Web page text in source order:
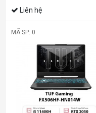
Liên hệ
MÃ SP: 0